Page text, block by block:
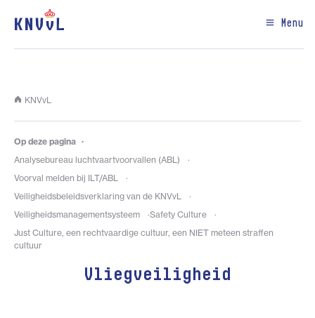
Menu
KNVvL
Op deze pagina
Analysebureau luchtvaartvoorvallen (ABL)
Voorval melden bij ILT/ABL
Veiligheidsbeleidsverklaring van de KNVvL
Veiligheidsmanagementsysteem
Safety Culture
Just Culture, een rechtvaardige cultuur, een NIET meteen straffen
cultuur
Vliegveiligheid